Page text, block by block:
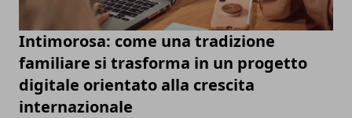
Intimorosa: come una tradizione
familiare si trasforma in un progetto
digitale orientato alla crescita
internazionale